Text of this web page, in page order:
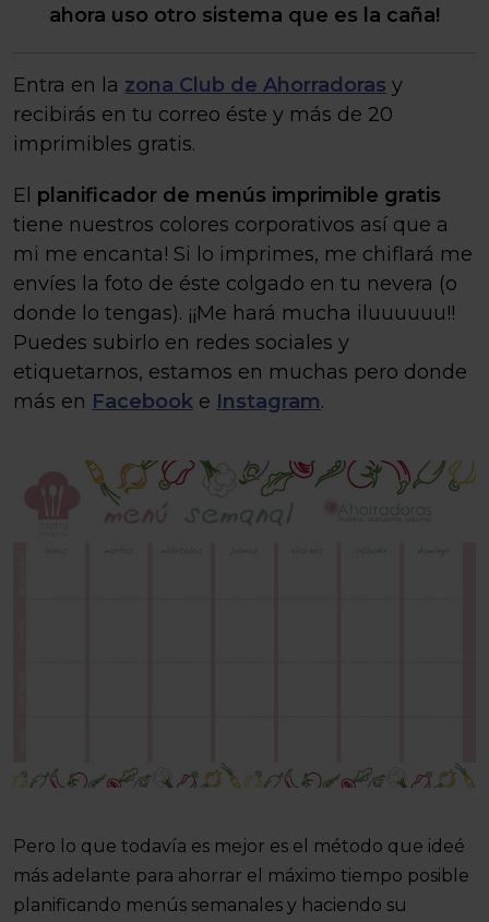
ahora uso otro sistema que es la caña!
Entra en la zona Club de Ahorradoras y
recibirás en tu correo éste y más de 20
imprimibles gratis.
El planificador de menús imprimible gratis
tiene nuestros colores corporativos así que a
mi me encanta! Si lo imprimes, me chiflará me
envíes la foto de éste colgado en tu nevera (o
donde lo tengas). ¡¡Me hará mucha iluuuuuu!!
Puedes subirlo en redes sociales y
etiquetarnos, estamos en muchas pero donde
más en Facebook e Instagram.
Pero lo que todavía es mejor es el método que ideé
más adelante para ahorrar el máximo tiempo posible
planificando menús semanales y haciendo su